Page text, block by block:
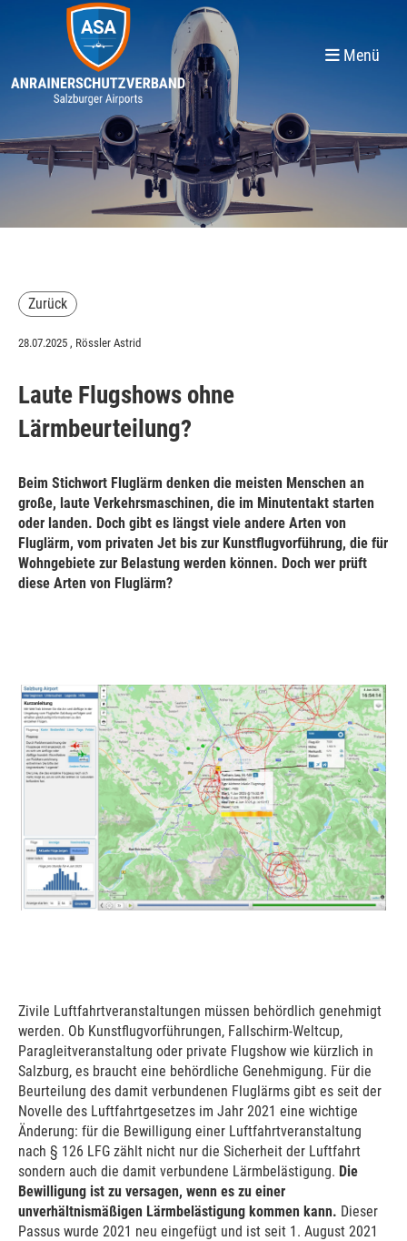
Menü
Zurück
28.07.2025 , Rössler Astrid
Laute Flugshows ohne
Lärmbeurteilung?
Beim Stichwort Fluglärm denken die meisten Menschen an
große, laute Verkehrsmaschinen, die im Minutentakt starten
oder landen. Doch gibt es längst viele andere Arten von
Fluglärm, vom privaten Jet bis zur Kunstflugvorführung, die für
Wohngebiete zur Belastung werden können. Doch wer prüft
diese Arten von Fluglärm?
Zivile Luftfahrtveranstaltungen müssen behördlich genehmigt
werden. Ob Kunstflugvorführungen, Fallschirm-Weltcup,
Paragleitveranstaltung oder private Flugshow wie kürzlich in
Salzburg, es braucht eine behördliche Genehmigung. Für die
Beurteilung des damit verbundenen Fluglärms gibt es seit der
Novelle des Luftfahrtgesetzes im Jahr 2021 eine wichtige
Änderung: für die Bewilligung einer Luftfahrtveranstaltung
nach § 126 LFG zählt nicht nur die Sicherheit der Luftfahrt
sondern auch die damit verbundene Lärmbelästigung. Die
Bewilligung ist zu versagen, wenn es zu einer
unverhältnismäßigen Lärmbelästigung kommen kann. Dieser
Passus wurde 2021 neu eingefügt und ist seit 1. August 2021